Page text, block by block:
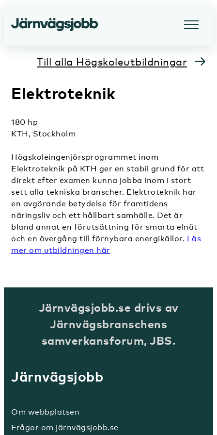
Till alla Högskoleutbildningar
Elektroteknik
180 hp
KTH, Stockholm
Högskoleingenjörsprogrammet inom
Elektroteknik på KTH ger en stabil grund för att
direkt efter examen kunna jobba inom i stort
sett alla tekniska branscher. Elektroteknik har
en avgörande betydelse för framtidens
näringsliv och ett hållbart samhälle. Det är
bland annat en förutsättning för smarta elnät
och en övergång till förnybara energikällor. Läs
mer om utbildningen här
Järnvägsjobb.se drivs av
Järnvägsbranschens
samverkansforum, JBS.
Järnvägsjobb
Om webbplatsen
Frågor om järnvägsjobb.se